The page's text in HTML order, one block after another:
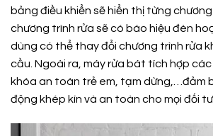
bảng điều khiển sẽ hiển thị từng
chương trình rửa sẽ có báo hiệu đèn
dùng có thể thay đổi chương trình rửa
cầu. Ngoài ra, máy rửa bát tích hợp
khóa an toàn trẻ em, tạm dừng,…đảm
động khép kín và an toàn cho mọi đối